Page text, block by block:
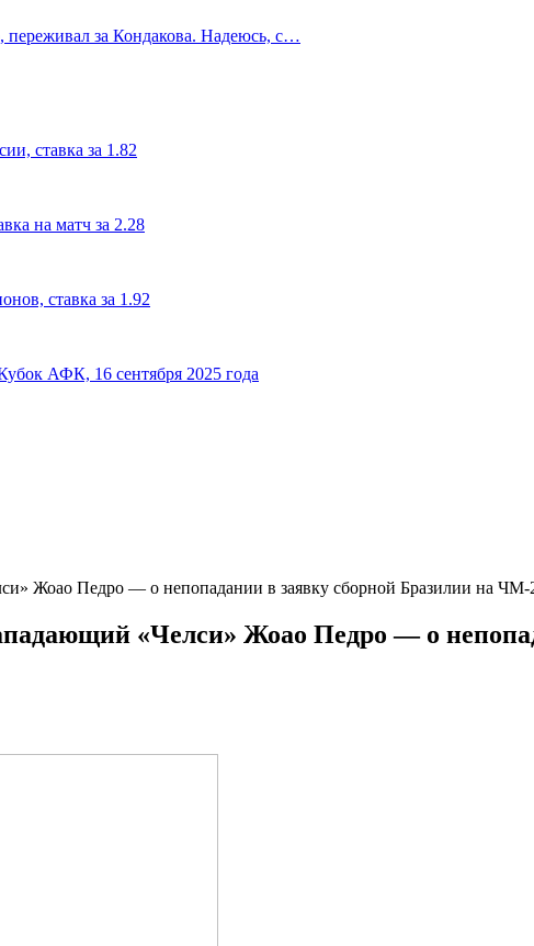
за Кондакова. Надеюсь, с…
ставка за 1.82
на матч за 2.28
ставка за 1.92
АФК, 16 сентября 2025 года
Жоао Педро — о непопадании в заявку сборной Бразилии на
«Челси» Жоао Педро — о